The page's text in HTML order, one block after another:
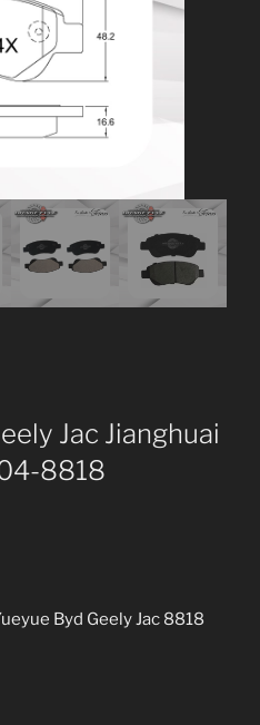
Jac Jianghuai
8818
Byd Geely Jac 8818